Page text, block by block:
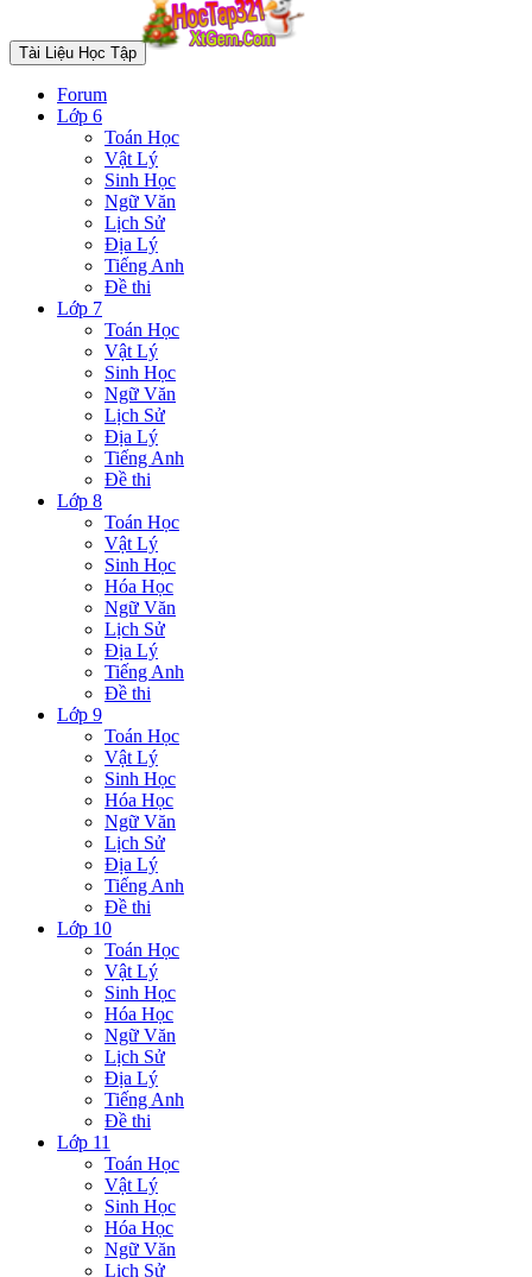
Tài Liệu Học Tập
Forum
Lớp 6
Toán Học
Vật Lý
Sinh Học
Ngữ Văn
Lịch Sử
Địa Lý
Tiếng Anh
Đề thi
Lớp 7
Toán Học
Vật Lý
Sinh Học
Ngữ Văn
Lịch Sử
Địa Lý
Tiếng Anh
Đề thi
Lớp 8
Toán Học
Vật Lý
Sinh Học
Hóa Học
Ngữ Văn
Lịch Sử
Địa Lý
Tiếng Anh
Đề thi
Lớp 9
Toán Học
Vật Lý
Sinh Học
Hóa Học
Ngữ Văn
Lịch Sử
Địa Lý
Tiếng Anh
Đề thi
Lớp 10
Toán Học
Vật Lý
Sinh Học
Hóa Học
Ngữ Văn
Lịch Sử
Địa Lý
Tiếng Anh
Đề thi
Lớp 11
Toán Học
Vật Lý
Sinh Học
Hóa Học
Ngữ Văn
Lịch Sử